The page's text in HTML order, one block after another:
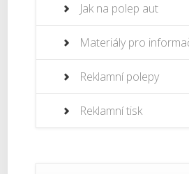
Jak na polep aut
Materiály pro
Reklamní polepy
Reklamní tisk